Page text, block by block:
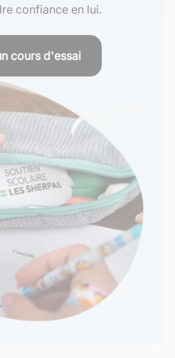
confiance en lui.
cours d'essai